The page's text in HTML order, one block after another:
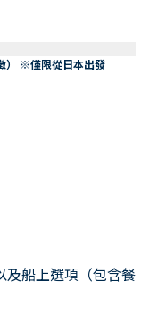
） ※僅限從日本出發
及船上選項（包含餐